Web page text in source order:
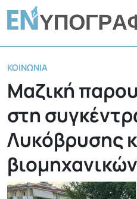
ΚΟΙΝΩΝΊΑ
Μαζική
στη
Λυκόβρυσης